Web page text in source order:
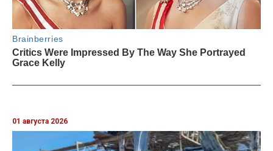
01 августа 2026